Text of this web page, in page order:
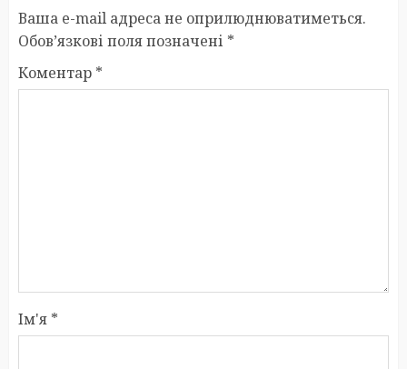
Ваша e-mail адреса не оприлюднюватиметься.
Обов’язкові поля позначені *
Коментар *
Ім'я *